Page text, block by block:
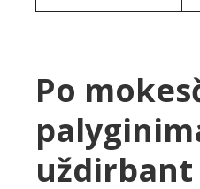
Po
uždirbant